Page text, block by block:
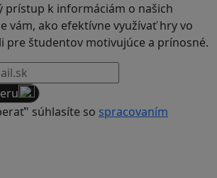
prístup k informáciám o našich
vám, ako efektívne využívať hry vo
pre študentov motivujúce a prínosné.
súhlasíte so spracovaním